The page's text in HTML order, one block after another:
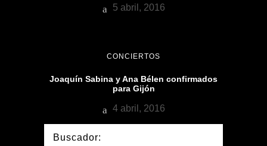
5 abril, 2016
CONCIERTOS
Joaquín Sabina y Ana Bélen confirmados
para Gijón
4 abril, 2016
Buscador: